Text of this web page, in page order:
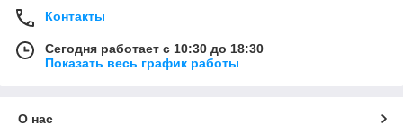
Контакты
Сегодня работает с 10:30 до 18:30
Показать весь график работы
О нас